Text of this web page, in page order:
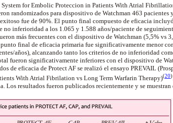
for Embolic Proteccion in Patients With Atrial
randomizados para dispositivo de Watchman 463 pacientes
fue de 90%. El punto final compuesto de eficacia
no inferioridad a los 1.065 y 1.588 años/paciente de
más frecuentes con el dispositivo de Watchman (5,5% vs
final de eficacia primaria fue significativamente menor
años), alcanzando tanto los criterios de no inferioridad
fueron significativamente inferiores con el dispositivo de
de eficacia de Protect AF se realizó el ensayo PREVAIL
With Atrial Fibrilation vs Long Term Warfarin Therapy)(20)
Los resultados fueron publicados recientemente y se muestran